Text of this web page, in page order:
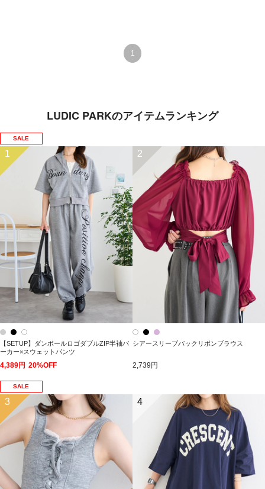
1
LUDIC PARKのアイテムランキング
SALE
1
【SETUP】ダンボールロゴダブルZIP半袖パ
ーカー×スウェットパンツ
4,389円 20%OFF
2
シアースリーブバックリボンブラウス
2,739円
SALE
3 4